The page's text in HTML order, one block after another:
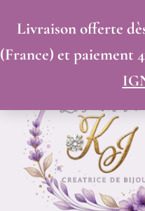
Livraison offerte
(France) et paiement
AU
CONTENU